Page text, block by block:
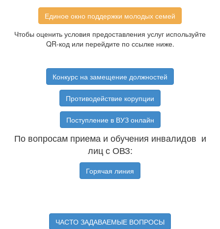
Единое окно поддержки молодых семей
Чтобы оценить условия предоставления услуг используйте
QR-код или перейдите по ссылке ниже.
Конкурс на замещение должностей
Противодействие корупции
Поступление в ВУЗ онлайн
По вопросам приема и обучения инвалидов и
лиц с ОВЗ:
Горячая линия
ЧАСТО ЗАДАВАЕМЫЕ ВОПРОСЫ